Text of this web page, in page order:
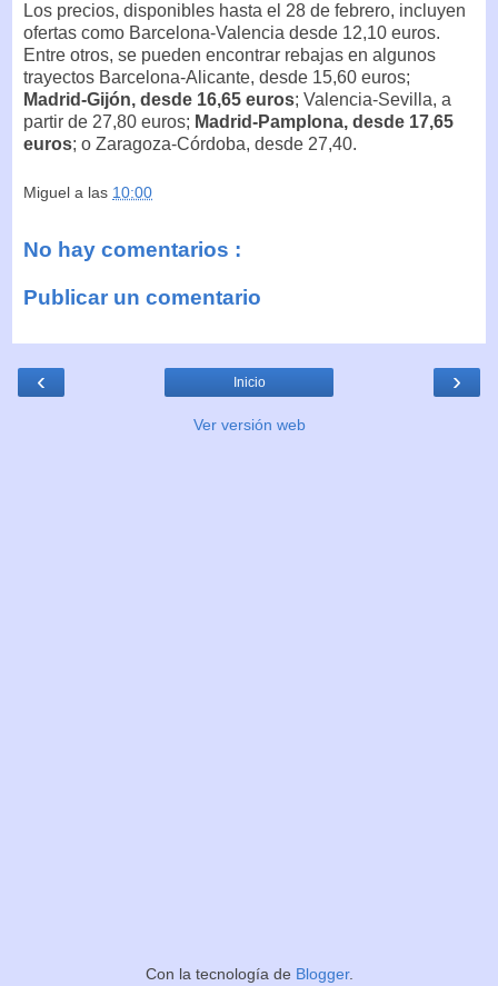
Los precios, disponibles hasta el 28 de febrero, incluyen
ofertas como Barcelona-Valencia desde 12,10 euros.
Entre otros, se pueden encontrar rebajas en algunos
trayectos Barcelona-Alicante, desde 15,60 euros;
Madrid-Gijón, desde 16,65 euros; Valencia-Sevilla, a
partir de 27,80 euros; Madrid-Pamplona, desde 17,65
euros; o Zaragoza-Córdoba, desde 27,40.
Miguel a las 10:00
No hay comentarios :
Publicar un comentario
‹ ›
Inicio
Ver versión web
Con la tecnología de Blogger.